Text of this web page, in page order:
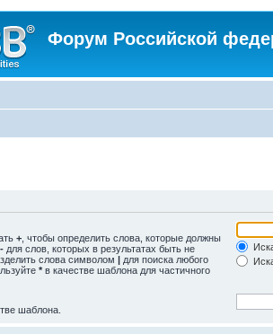
Форум Российской
+ , чтобы определить слова, которые должны
- для слов, которых в результатах быть не
слова символом | для поиска любого
* в качестве шаблона для частичного
шаблона.